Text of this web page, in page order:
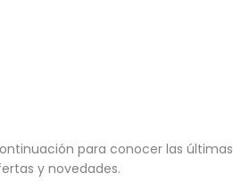
para conocer las últimas
y novedades.